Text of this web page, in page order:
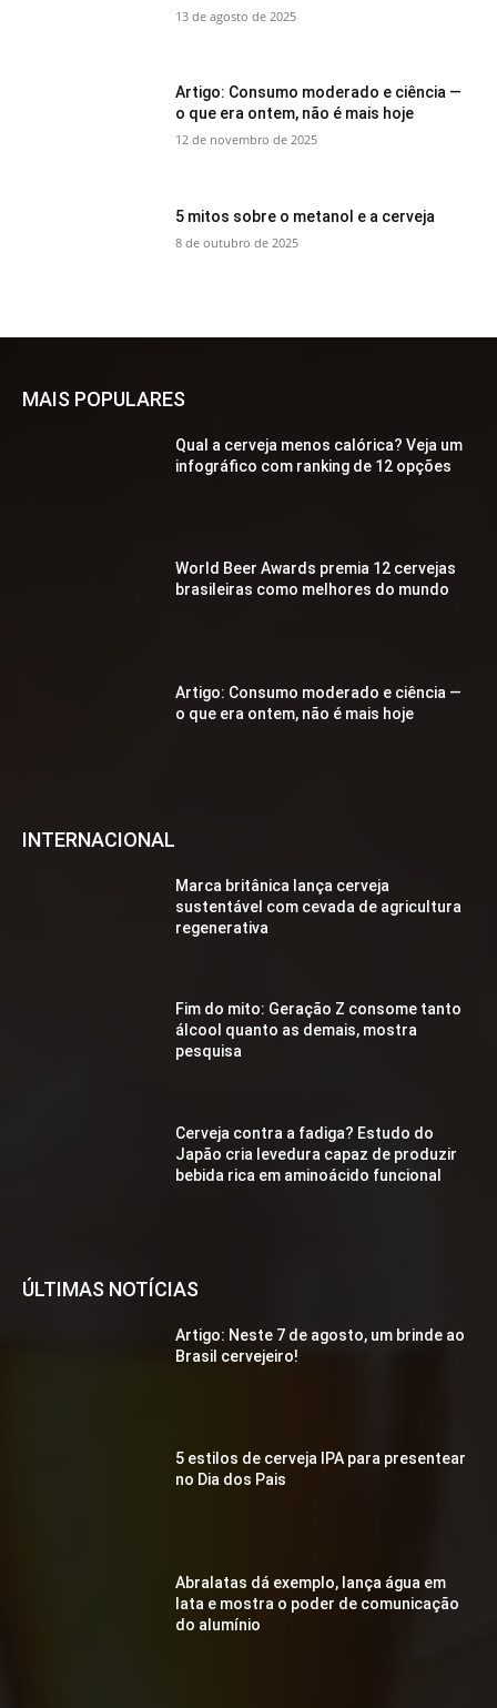
13 de agosto de 2025
Artigo: Consumo moderado e ciência —
o que era ontem, não é mais hoje
12 de novembro de 2025
5 mitos sobre o metanol e a cerveja
8 de outubro de 2025
MAIS POPULARES
Qual a cerveja menos calórica? Veja um
infográfico com ranking de 12 opções
World Beer Awards premia 12 cervejas
brasileiras como melhores do mundo
Artigo: Consumo moderado e ciência —
o que era ontem, não é mais hoje
INTERNACIONAL
Marca britânica lança cerveja
sustentável com cevada de agricultura
regenerativa
Fim do mito: Geração Z consome tanto
álcool quanto as demais, mostra
pesquisa
Cerveja contra a fadiga? Estudo do
Japão cria levedura capaz de produzir
bebida rica em aminoácido funcional
ÚLTIMAS NOTÍCIAS
Artigo: Neste 7 de agosto, um brinde ao
Brasil cervejeiro!
5 estilos de cerveja IPA para presentear
no Dia dos Pais
Abralatas dá exemplo, lança água em
lata e mostra o poder de comunicação
do alumínio